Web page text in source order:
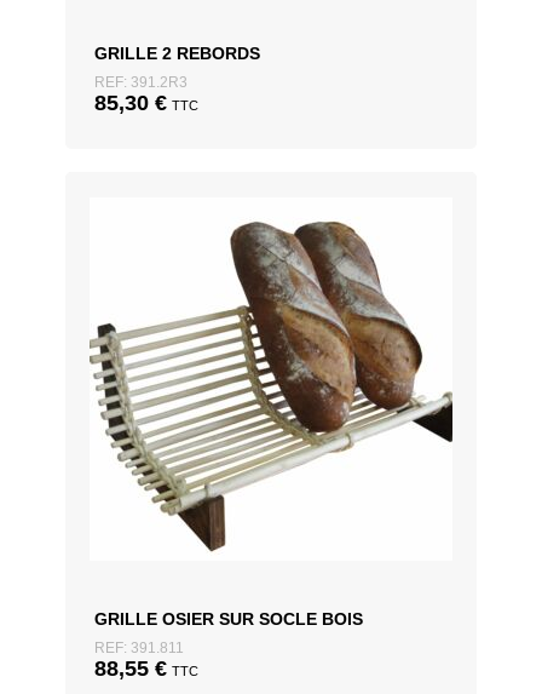
GRILLE 2 REBORDS
REF: 391.2R3
85,30 € TTC
GRILLE OSIER SUR SOCLE BOIS
REF: 391.811
88,55 € TTC